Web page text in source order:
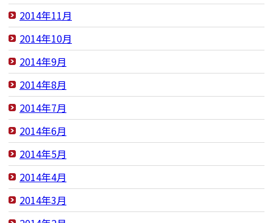
2014年11月
2014年10月
2014年9月
2014年8月
2014年7月
2014年6月
2014年5月
2014年4月
2014年3月